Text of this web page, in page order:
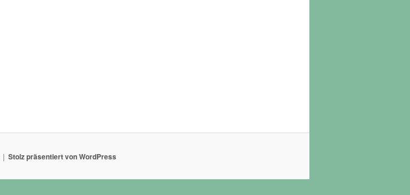
Stolz präsentiert von WordPress